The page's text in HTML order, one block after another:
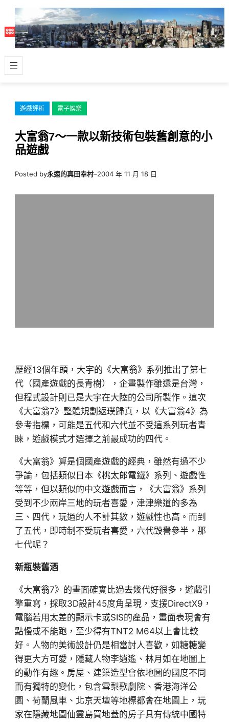
主
容
遊戲評析 電子娛樂
大富翁7～一款以新技術包裝舊創意的小
品遊戲
Posted by永遠的真田幸村–2004 年 11 月 18 日
歷經13個年頭，大宇的《大富翁》系列推出了第七
代（國產遊戲的長青樹），企畫製作雖還是台灣，
但程式設計則已是大宇在大陸的公司所製作。這次
《大富翁7》整體規劃返璞歸真，以《大富翁4》為
參考指標，可能是五代和六代並不受這系列玩者青
睞，遊戲模式才選擇之前最成功的四代。
《大富翁》算是個國產遊戲的經典，雖然有過不少
爭論，包括類似日本《桃太郎電鐵》系列、遊戲性
等等，但以類似的中文遊戲而言，《大富翁》系列
受到不少兩岸三地的玩者喜愛，津津樂道的多為
三、四代，玩過的人不計其數，遊戲性也高。而到
了五代，即時制不受玩者喜愛，六代毀譽參半，那
七代呢？
新瓶裝舊酒
《大富翁7》的畫面確實比過去幾代好很多，遊戲引
擎重寫，採取3D設計45度角呈現，支援DirectX9，
電腦若用太差的顯示卡或SIS的產品，畫面表現會有
點慢或不能跑，至少得有TNT2 M64以上會比較
好。人物的美術設計仍是相當討人喜歡，如糖糖變
得更大方可愛，隱藏人物李逍遙、林月如在地圖上
的動作有趣。房屋、建築造型會依地圖的國度不同
而有獨特的變化，包含雪梨歌劇院、香港海洋公
園、荷蘭風車、北京天壇等地標都會在地圖上，玩
家在隱藏地圖仙靈島買地蓋的房子具有傳統中國特